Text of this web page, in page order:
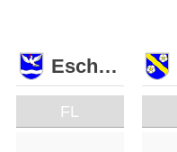
Eschen
FL